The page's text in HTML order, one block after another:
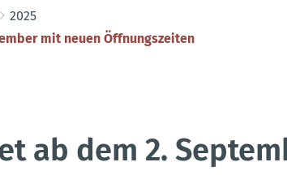
2025
mit neuen Öffnungszeiten
ab dem 2.